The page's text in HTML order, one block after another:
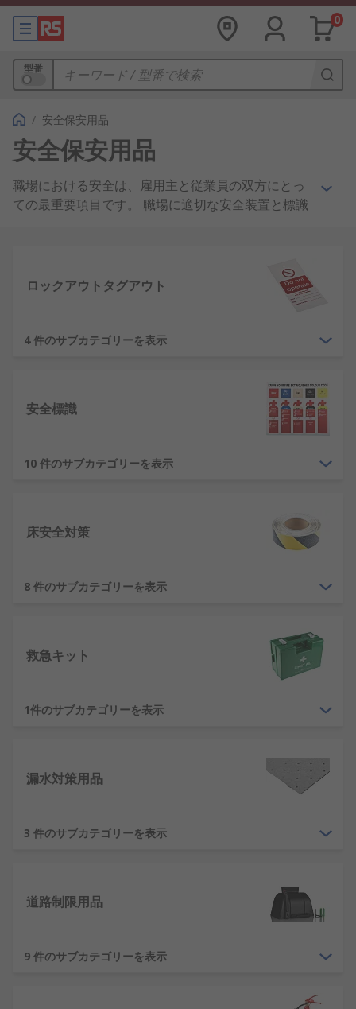
0
型番
/ 安全保安用品
安全保安用品
職場における安全は、雇用主と従業員の双方にとっ
ての最重要項目です。 職場に適切な安全装置と標識
す。 そのため、現場を把握して設置されている安全
用品が適切あるか、また必要とされる規制・法令に
当社の取り扱い製品では、 一般的な安全製品と専門
防止等、 職場や家庭の安全性の確保と潜在的なリス
クを軽減することができます。提供可能な製品に
信頼性の高い高品質ブランドをご用意しています。
事故が発生したときに適切な応急処置用品があれ
ば、さしあたっての手当てを行うことができ傷病の
処置キットをご用意しています。 応急処置用品には
膏、 包帯、 洗眼器及び一般的な応急処置用品を幅
専門的な用品も提供しており、心肺蘇生法(CPR)を
見やすく分かりやすい標識は、あらゆる職場の安全
す。標識は危険性を簡単に伝えたり、従うべき指示
ロックアウトタグアウト
4 件のサブカテゴリーを表示
安全標識
10 件のサブカテゴリーを表示
床安全対策
8 件のサブカテゴリーを表示
救急キット
1件のサブカテゴリーを表示
漏水対策用品
3 件のサブカテゴリーを表示
道路制限用品
9 件のサブカテゴリーを表示